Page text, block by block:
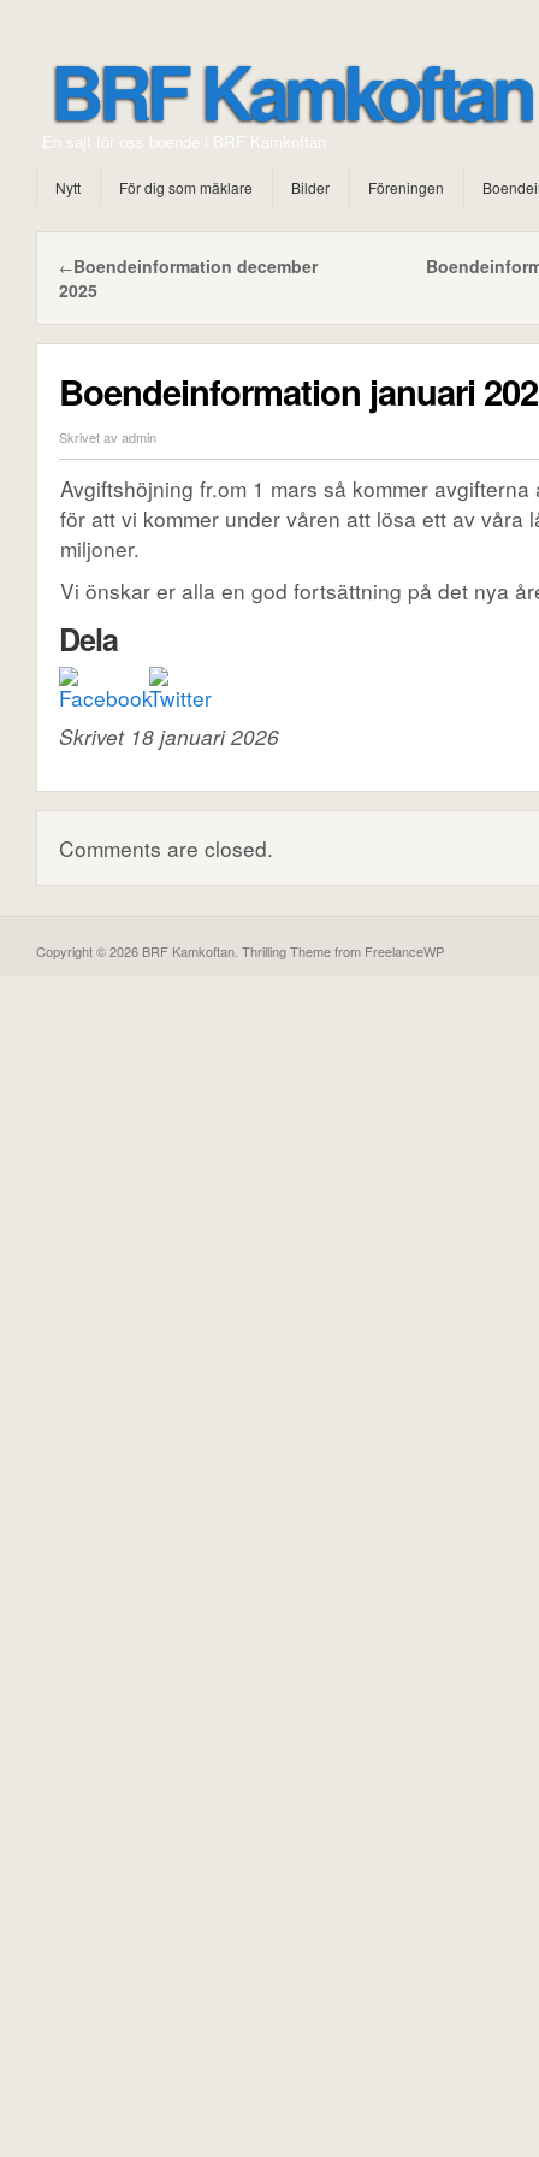
BRF Kamkoftan
En sajt för oss boende i BRF Kamkoftan
Nytt För dig som mäklare Bilder Föreningen
←Boendeinformation december
2025
Boendeinformation januari
Skrivet av admin
Avgiftshöjning fr.om 1 mars så kommer avgifterna
för att vi kommer under våren att lösa ett av våra
miljoner.
Vi önskar er alla en god fortsättning på det nya
Dela
Skrivet 18 januari 2026
Comments are closed.
Copyright © 2026 BRF Kamkoftan. Thrilling Themefrom FreelanceWP